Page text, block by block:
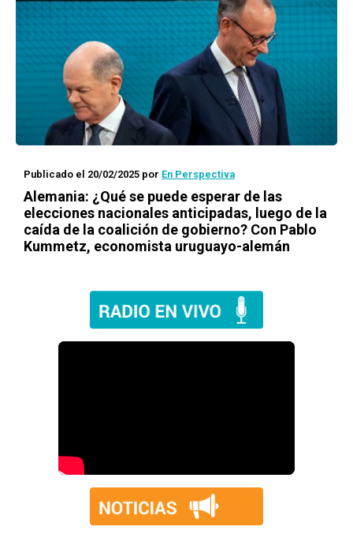
Publicado el 20/02/2025 por En Perspectiva
Alemania: ¿Qué se puede esperar de las
elecciones nacionales anticipadas, luego de la
caída de la coalición de gobierno? Con Pablo
Kummetz, economista uruguayo-alemán